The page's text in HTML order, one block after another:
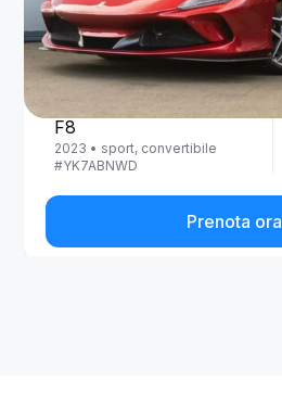
Ferrari
F8
2023 • sport, convertibile
#YK7ABNWD
Prenota ora